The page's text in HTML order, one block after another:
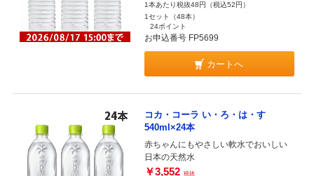
1本あたり税抜48円（税込52円）
1セット（48本）
24ポイント
お申込番号 FP5699
カートへ
コカ・コーラ い・ろ・は・す
540ml×24本
赤ちゃんにもやさしい軟水でおいしい
日本の天然水
￥3,552 税抜